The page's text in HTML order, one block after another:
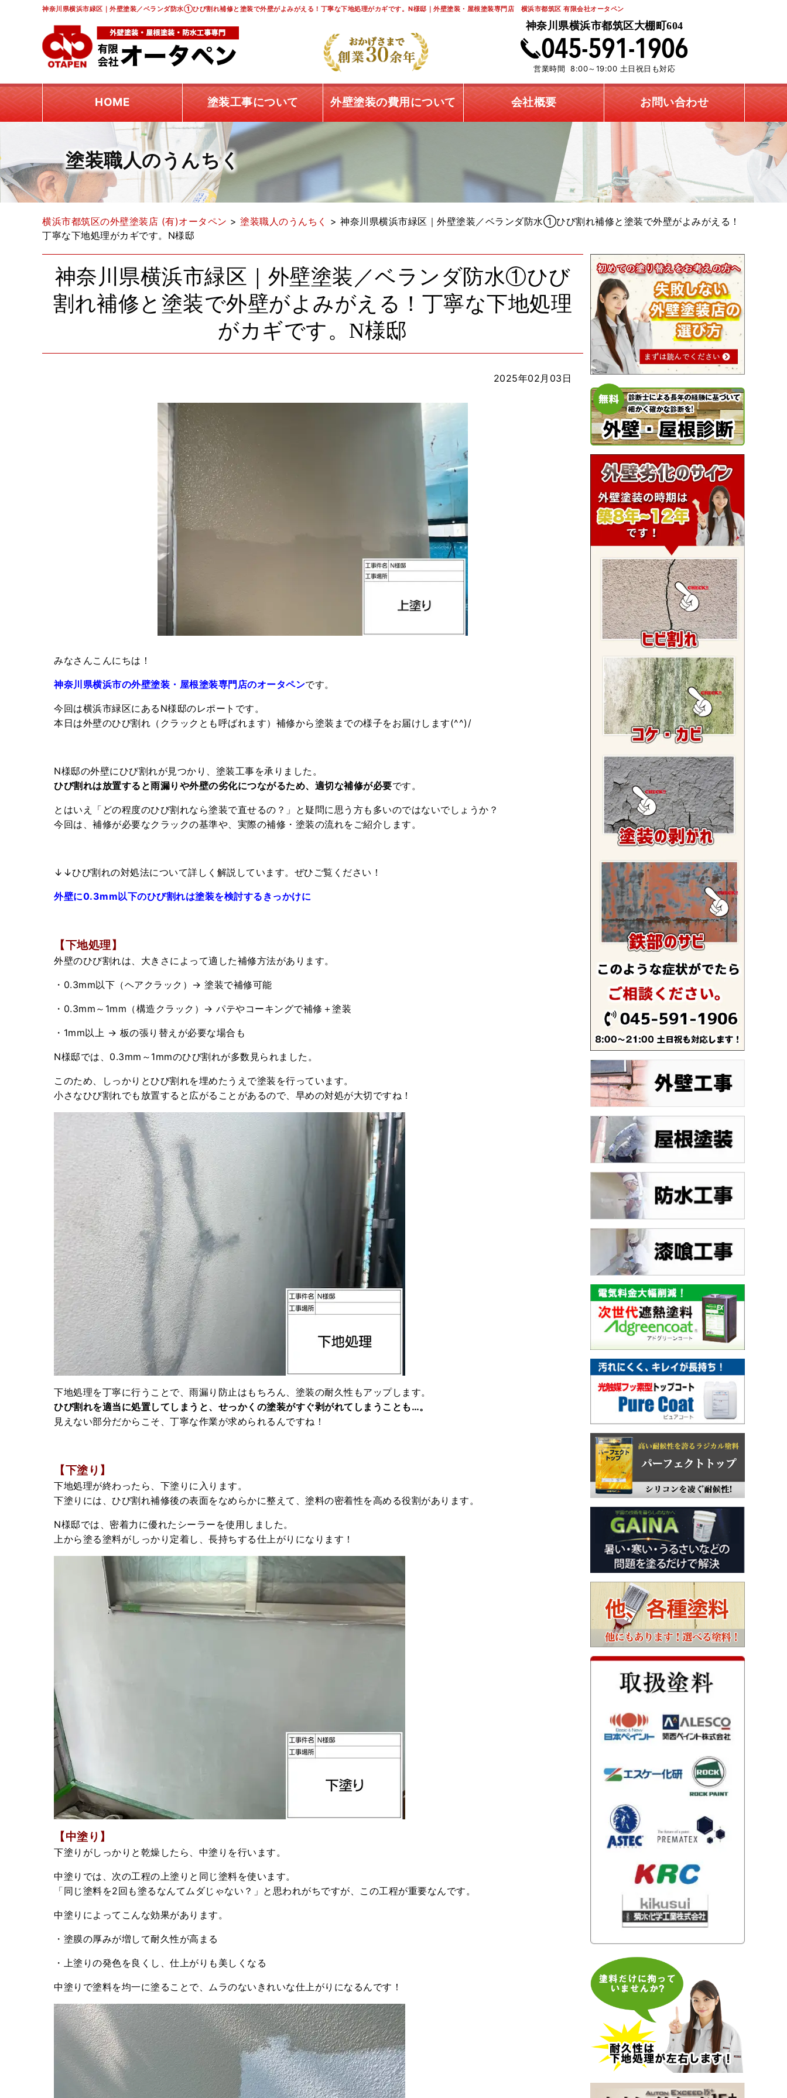
神奈川県横浜市緑区｜外壁塗装／ベランダ防水①ひび割れ補修と塗装で外壁がよみがえる！丁寧な下地処理がカギです。N様邸｜外壁塗装・屋根塗装専門店 横浜市都筑区 有限会社オータペン
神奈川県横浜市都筑区大棚町604
営業時間 8:00～19:00 土日祝日も対応
HOME 塗装工事について 外壁塗装の費用について 会社概要 お問い合わせ
塗装職人のうんちく
横浜市都筑区の外壁塗装店 (有)オータペン > 塗装職人のうんちく > 神奈川県横浜市緑区｜外壁塗装／ベランダ防水①ひび割れ補修と塗装で外壁がよみがえる！
丁寧な下地処理がカギです。N様邸
神奈川県横浜市緑区｜外壁塗装／ベランダ防水①ひび
割れ補修と塗装で外壁がよみがえる！丁寧な下地処理
がカギです。N様邸
2025年02月03日
みなさんこんにちは！
神奈川県横浜市の外壁塗装・屋根塗装専門店のオータペンです。
今回は横浜市緑区にあるN様邸のレポートです。
本日は外壁のひび割れ（クラックとも呼ばれます）補修から塗装までの様子をお届けします(^^)/
N様邸の外壁にひび割れが見つかり、塗装工事を承りました。
ひび割れは放置すると雨漏りや外壁の劣化につながるため、適切な補修が必要です。
とはいえ「どの程度のひび割れなら塗装で直せるの？」と疑問に思う方も多いのではないでしょうか？
今回は、補修が必要なクラックの基準や、実際の補修・塗装の流れをご紹介します。
↓↓ひび割れの対処法について詳しく解説しています。ぜひご覧ください！
外壁に0.3mm以下のひび割れは塗装を検討するきっかけに
【下地処理】
外壁のひび割れは、大きさによって適した補修方法があります。
・0.3mm以下（ヘアクラック）→ 塗装で補修可能
・0.3mm～1mm（構造クラック）→ パテやコーキングで補修＋塗装
・1mm以上 → 板の張り替えが必要な場合も
N様邸では、0.3mm～1mmのひび割れが多数見られました。
このため、しっかりとひび割れを埋めたうえで塗装を行っています。
小さなひび割れでも放置すると広がることがあるので、早めの対処が大切ですね！
下地処理を丁寧に行うことで、雨漏り防止はもちろん、塗装の耐久性もアップします。
ひび割れを適当に処置してしまうと、せっかくの塗装がすぐ剥がれてしまうことも…。
見えない部分だからこそ、丁寧な作業が求められるんですね！
【下塗り】
下地処理が終わったら、下塗りに入ります。
下塗りには、ひび割れ補修後の表面をなめらかに整えて、塗料の密着性を高める役割があります。
N様邸では、密着力に優れたシーラーを使用しました。
上から塗る塗料がしっかり定着し、長持ちする仕上がりになります！
【中塗り】
下塗りがしっかりと乾燥したら、中塗りを行います。
中塗りでは、次の工程の上塗りと同じ塗料を使います。
「同じ塗料を2回も塗るなんてムダじゃない？」と思われがちですが、この工程が重要なんです。
中塗りによってこんな効果があります。
・塗膜の厚みが増して耐久性が高まる
・上塗りの発色を良くし、仕上がりも美しくなる
中塗りで塗料を均一に塗ることで、ムラのないきれいな仕上がりになるんです！